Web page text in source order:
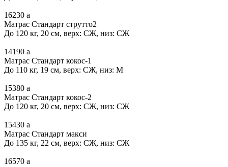
16230 a
Матрас Стандарт струтто2
До 120 кг, 20 см, верх: СЖ, низ: СЖ
14190 a
Матрас Стандарт кокос-1
До 110 кг, 19 см, верх: СЖ, низ: М
15380 a
Матрас Стандарт кокос-2
До 120 кг, 20 см, верх: СЖ, низ: СЖ
15430 a
Матрас Стандарт макси
До 135 кг, 22 см, верх: СЖ, низ: СЖ
16570 a